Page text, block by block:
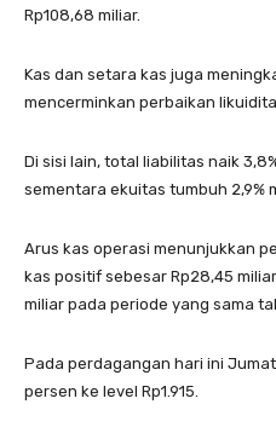
Rp108,68 miliar.
Kas dan setara kas juga
mencerminkan perbaikan
Di sisi lain, total liabilitas naik
sementara ekuitas tumbuh 2,9%
Arus kas operasi menunjukkan
kas positif sebesar Rp28,45
miliar pada periode yang sama
Pada perdagangan hari ini Jumat
persen ke level Rp1.915.